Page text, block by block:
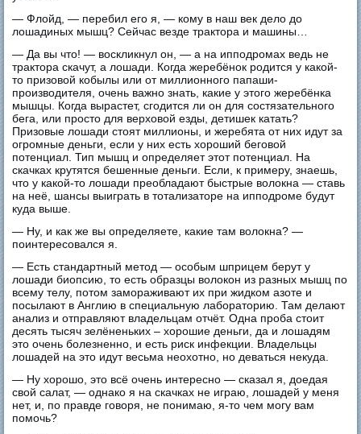
— Флойд, — перебил его я, — кому в наш век дело до
лошадиных мышц? Сейчас везде трактора и машины…
— Да вы что! — воскликнул он, — а на ипподромах ведь не
трактора скачут, а лошади. Когда жеребёнок родится у какой-
то призовой кобылы или от миллионного папаши-
производителя, очень важно знать, какие у этого жеребёнка
мышцы. Когда вырастет, сгодится ли он для состязательного
бега, или просто для верховой езды, детишек катать?
Призовые лошади стоят миллионы, и жеребята от них идут за
огромные деньги, если у них есть хороший беговой
потенциал. Тип мышц и определяет этот потенциал. На
скачках крутятся бешенные деньги. Если, к примеру, знаешь,
что у какой-то лошади преобладают быстрые волокна — ставь
на неё, шансы выиграть в тотализаторe на ипподроме будут
куда выше.
— Ну, и как же вы определяете, какие там волокна? —
поинтересовался я.
— Есть стандартный метод — особым шприцем берут у
лошади биопсию, то есть образцы волокон из разных мышц по
всему телу, потом замораживают их при жидком азоте и
посылают в Англию в специальную лабораторию. Там делают
анализ и отправляют владельцам отчёт. Одна проба стоит
десять тысяч зелёненьких – хорошие деньги, да и лошадям
это очень болезненно, и есть риск инфекции. Владельцы
лошадей на это идут весьма неохотно, но деваться некуда.
— Ну хорошо, это всё очень интересно — сказал я, доедая
свой салат, — однако я на скачках не играю, лошадей у меня
нет, и, по правде говоря, не понимаю, я-то чем могу вам
помочь?